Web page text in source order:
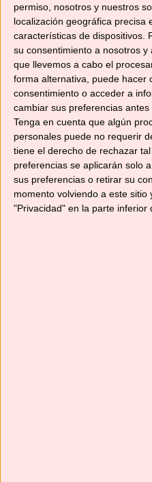
permiso, nosotros y nuestros
localización geográfica precisa
características de dispositivos.
su consentimiento a nosotros
que llevemos a cabo el
forma alternativa, puede hacer
consentimiento o acceder a
cambiar sus preferencias
Tenga en cuenta que algún
personales puede no requerir
tiene el derecho de rechazar
preferencias se aplicarán solo
sus preferencias o retirar su
momento volviendo a este sitio
"Privacidad" en la parte inferior
Dirección
de
correo
electrónico
Suscribir
YouTube